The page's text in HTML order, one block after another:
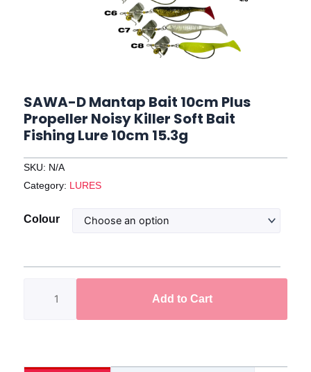
SAWA-D Mantap Bait 10cm Plus
Propeller Noisy Killer Soft Bait
Fishing Lure 10cm 15.3g
SKU: N/A
Category: LURES
Colour
SAWA-
Bait
Add to Cart